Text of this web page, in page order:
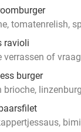
tomatenrelish,
ravioli
verrassen of
burger
brioche,